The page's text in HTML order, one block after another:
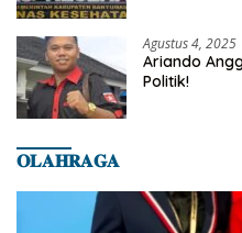
Agustus 4, 2025
Ariando
Politik!
𝐎𝐋𝐀𝐇𝐑𝐀𝐆𝐀